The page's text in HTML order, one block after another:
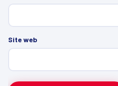
Site web